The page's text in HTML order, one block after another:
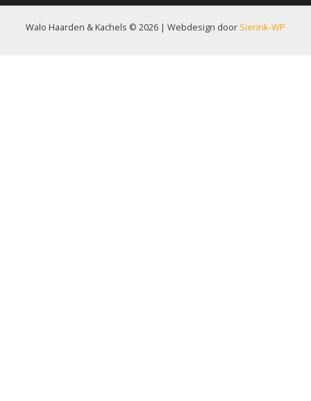
Walo Haarden & Kachels © 2026 | Webdesign door Sierink-WP